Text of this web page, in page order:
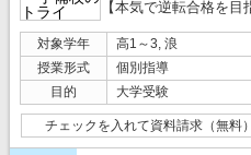
【本気で逆転合格を
対象学年
高1～3, 浪
授業形式
個別指導
目的
大学受験
チェックを入れて資料請求（無料）